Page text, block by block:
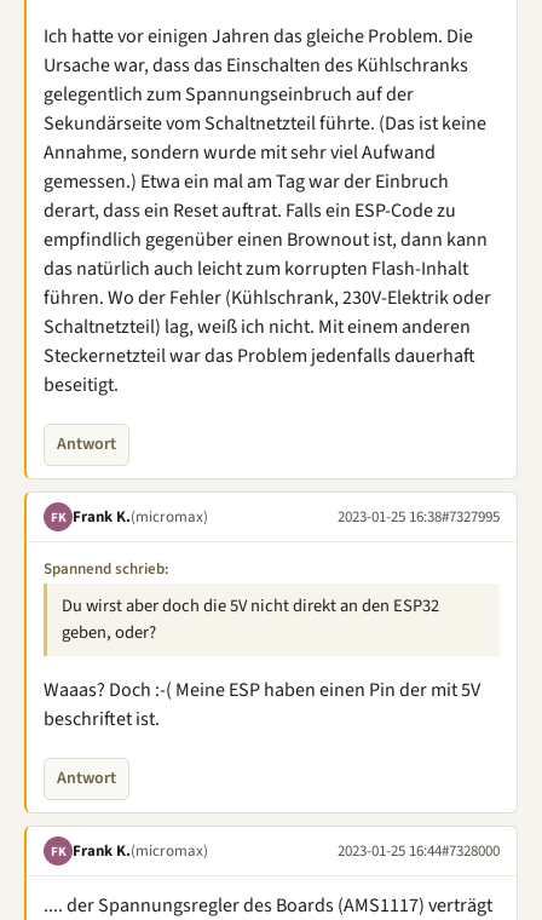
Ich hatte vor einigen Jahren das gleiche Problem. Die
Ursache war, dass das Einschalten des Kühlschranks
gelegentlich zum Spannungseinbruch auf der
Sekundärseite vom Schaltnetzteil führte. (Das ist keine
Annahme, sondern wurde mit sehr viel Aufwand
gemessen.) Etwa ein mal am Tag war der Einbruch
derart, dass ein Reset auftrat. Falls ein ESP-Code zu
empfindlich gegenüber einen Brownout ist, dann kann
das natürlich auch leicht zum korrupten Flash-Inhalt
führen. Wo der Fehler (Kühlschrank, 230V-Elektrik oder
Schaltnetzteil) lag, weiß ich nicht. Mit einem anderen
Steckernetzteil war das Problem jedenfalls dauerhaft
beseitigt.
Antwort
FK Frank K.(micromax) 2023-01-25 16:38#7327995
Spannend schrieb:
Du wirst aber doch die 5V nicht direkt an den ESP32
geben, oder?
Waaas? Doch :-( Meine ESP haben einen Pin der mit 5V
beschriftet ist.
Antwort
FK Frank K.(micromax) 2023-01-25 16:44#7328000
.... der Spannungsregler des Boards (AMS1117) verträgt